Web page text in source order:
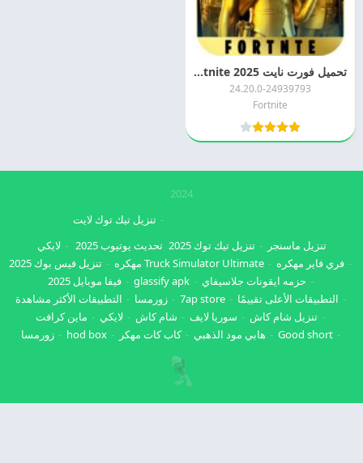
تحميل فورت نايت 2025 Fortnite اخر اصدار مجانا
24.20.0-24939793
Fortnite
2024
تنزيل ماسنجر تنزيل تيك توك 2025
تنزيل تيك توك لايت
تحديث يوتيوب 2025
لايكي
فري فاير مهكره
Truck Simulator Ultimate مهكره
تنزيل فيس بوك 2025
حزمه ايقونات جلاسيفاي
glassify apk
فيفا موبايل 2025
التطبيقات الأعلى تقييمًا
7ap store زورمسا
التطبيقات الأكثر مشاهدة
تنزيل شام كاش
سوريا لايف شام كاش لايكي
ماين كرافت
Good short
هابي مود الذهبي كاب كات مهكر hod box زورمسا